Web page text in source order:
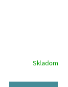
Skladom